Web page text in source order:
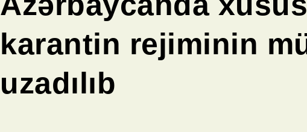
karantin rejiminin
uzadılıb